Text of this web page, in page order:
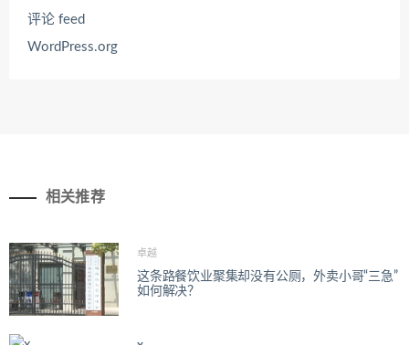
评论 feed
WordPress.org
相关推荐
卓越
这条路餐饮业聚集却没有公厕，外卖小哥“三急”
如何解决？